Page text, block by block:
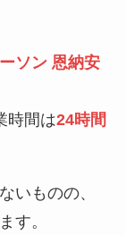
ソン 恩納安
時間は24時間
いものの、
す。